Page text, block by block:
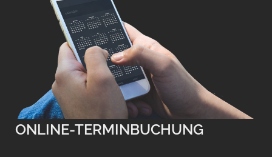
ONLINE-TERMINBUCHUNG